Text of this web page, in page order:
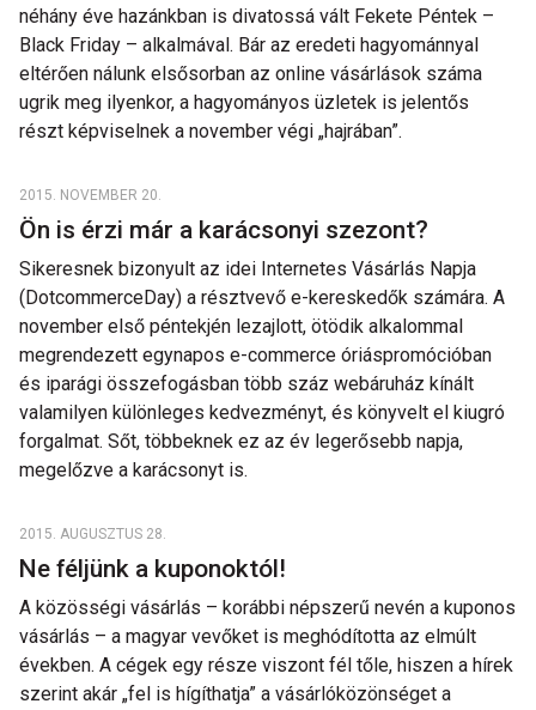
néhány éve hazánkban is divatossá vált Fekete Péntek –
Black Friday – alkalmával. Bár az eredeti hagyománnyal
eltérően nálunk elsősorban az online vásárlások száma
ugrik meg ilyenkor, a hagyományos üzletek is jelentős
részt képviselnek a november végi „hajrában”.
2015. NOVEMBER 20.
Ön is érzi már a karácsonyi szezont?
Sikeresnek bizonyult az idei Internetes Vásárlás Napja
(DotcommerceDay) a résztvevő e-kereskedők számára. A
november első péntekjén lezajlott, ötödik alkalommal
megrendezett egynapos e-commerce óriáspromócióban
és iparági összefogásban több száz webáruház kínált
valamilyen különleges kedvezményt, és könyvelt el kiugró
forgalmat. Sőt, többeknek ez az év legerősebb napja,
megelőzve a karácsonyt is.
2015. AUGUSZTUS 28.
Ne féljünk a kuponoktól!
A közösségi vásárlás – korábbi népszerű nevén a kuponos
vásárlás – a magyar vevőket is meghódította az elmúlt
években. A cégek egy része viszont fél tőle, hiszen a hírek
szerint akár „fel is hígíthatja” a vásárlóközönséget a